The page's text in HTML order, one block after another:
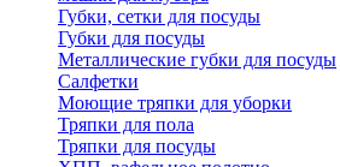
Губки, сетки для посуды
Губки для посуды
Металлические губки для посуды
Салфетки
Моющие тряпки для уборки
Тряпки для пола
Тряпки для посуды